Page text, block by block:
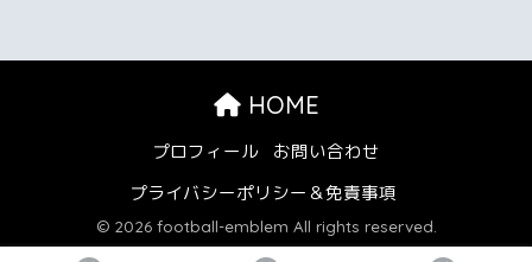
HOME
プロフィール
お問い合わせ
プライバシーポリシー＆免責事項
© 2026 football-emblem All rights reserved.